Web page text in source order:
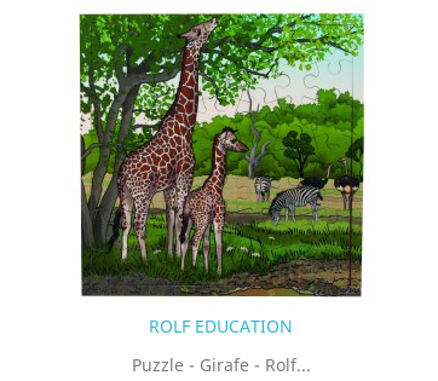
ROLF EDUCATION
Puzzle - Girafe - Rolf...